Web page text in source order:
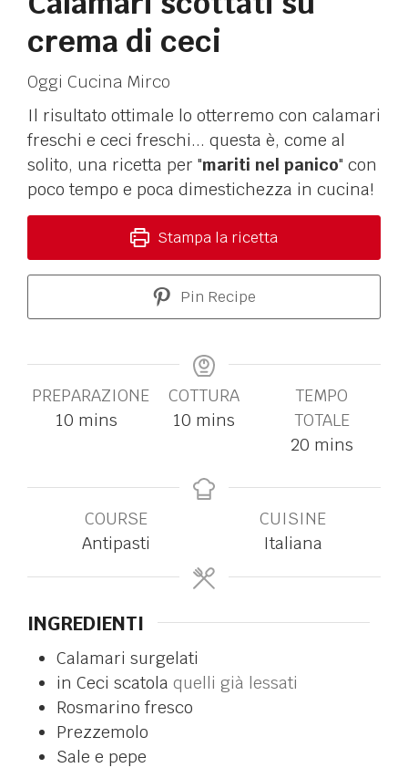
crema di ceci
Oggi Cucina Mirco
Il risultato ottimale lo otterremo con calamari
freschi e ceci freschi... questa è, come al
solito, una ricetta per "mariti nel panico" con
poco tempo e poca dimestichezza in cucina!
Stampa la ricetta
Pin Recipe
PREPARAZIONE
10 mins
COTTURA
10 mins
TEMPO
TOTALE
20 mins
COURSE
Antipasti
CUISINE
Italiana
INGREDIENTI
Calamari surgelati
in Ceci scatola quelli già lessati
Rosmarino fresco
Prezzemolo
Sale e pepe